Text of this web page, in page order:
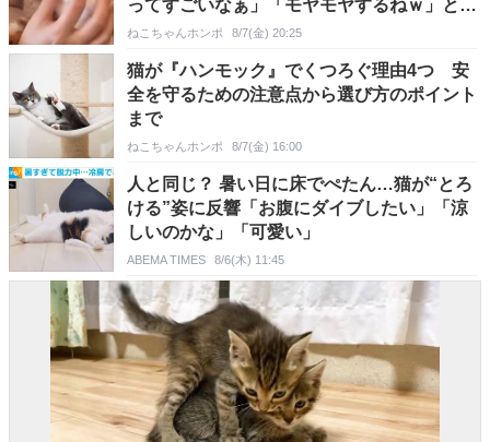
ってすごいなぁ」「モヤモヤするねｗ」と16
万表示
ねこちゃんホンポ 8/7(金) 20:25
猫が『ハンモック』でくつろぐ理由4つ 安
全を守るための注意点から選び方のポイント
まで
ねこちゃんホンポ 8/7(金) 16:00
人と同じ？ 暑い日に床でぺたん…猫が“とろ
ける”姿に反響「お腹にダイブしたい」「涼
しいのかな」「可愛い」
ABEMA TIMES 8/6(木) 11:45